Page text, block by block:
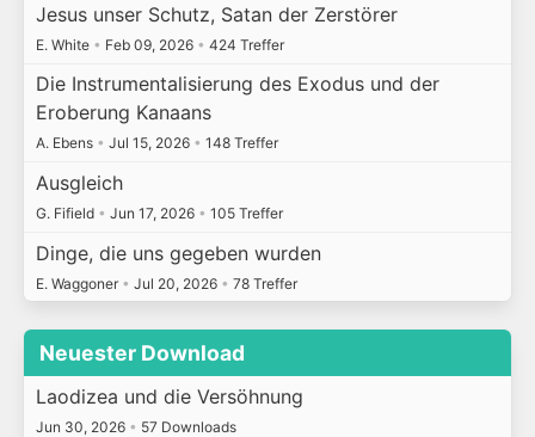
Jesus unser Schutz, Satan der Zerstörer
E. White • Feb 09, 2026 • 424 Treffer
Die Instrumentalisierung des Exodus und der
Eroberung Kanaans
A. Ebens • Jul 15, 2026 • 148 Treffer
Ausgleich
G. Fifield • Jun 17, 2026 • 105 Treffer
Dinge, die uns gegeben wurden
E. Waggoner • Jul 20, 2026 • 78 Treffer
Neuester Download
Laodizea und die Versöhnung
Jun 30, 2026 • 57 Downloads